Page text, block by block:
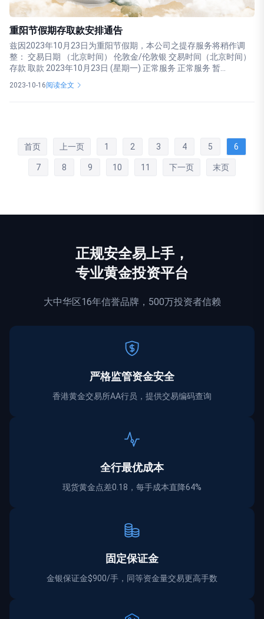
重阳节假期存取款安排通告
兹因2023年10月23日为重阳节假期，本公司之提存服务将稍作调
整： 交易日期 （北京时间） 伦敦金/伦敦银 交易时间（北京时间）
存款 取款 2023年10月23日 (星期一) 正常服务 正常服务 暂...
2023-10-16阅读全文
首页 上一页 1 2 3 4 5 6
7 8 9 10 11 下一页 末页
正规安全易上手，
专业黄金投资平台
大中华区16年信誉品牌，500万投资者信赖
严格监管资金安全
香港黄金交易所AA行员，提供交易编码查询
全行最优成本
现货黄金点差0.18，每手成本直降64%
固定保证金
金银保证金$900/手，同等资金量交易更高手数